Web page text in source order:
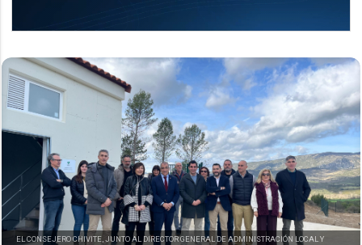
EL CONSEJERO CHIVITE, JUNTO AL DIRECTOR GENERAL DE ADMINISTRACIÓN LOCAL Y